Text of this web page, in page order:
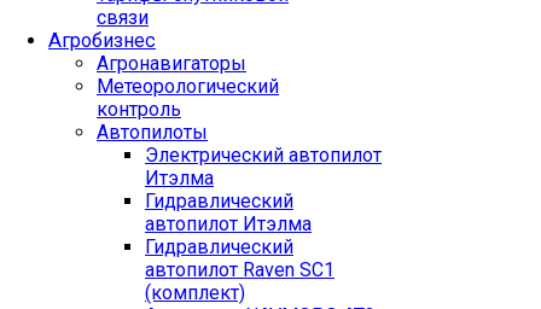
связи
Агробизнес
Агронавигаторы
Метеорологический
контроль
Автопилоты
Электрический автопилот
Итэлма
Гидравлический
автопилот Итэлма
Гидравлический
автопилот Raven SC1
(комплект)